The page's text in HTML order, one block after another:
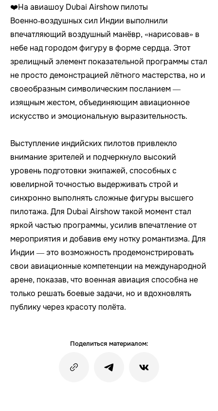
❤️На авиашоу Dubai Airshow пилоты
Военно‑воздушных сил Индии выполнили
впечатляющий воздушный манёвр, «нарисовав» в
небе над городом фигуру в форме сердца. Этот
зрелищный элемент показательной программы стал
не просто демонстрацией лётного мастерства, но и
своеобразным символическим посланием —
изящным жестом, объединяющим авиационное
искусство и эмоциональную выразительность.
Выступление индийских пилотов привлекло
внимание зрителей и подчеркнуло высокий
уровень подготовки экипажей, способных с
ювелирной точностью выдерживать строй и
синхронно выполнять сложные фигуры высшего
пилотажа. Для Dubai Airshow такой момент стал
яркой частью программы, усилив впечатление от
мероприятия и добавив ему нотку романтизма. Для
Индии — это возможность продемонстрировать
свои авиационные компетенции на международной
арене, показав, что военная авиация способна не
только решать боевые задачи, но и вдохновлять
публику через красоту полёта.
Поделиться материалом: